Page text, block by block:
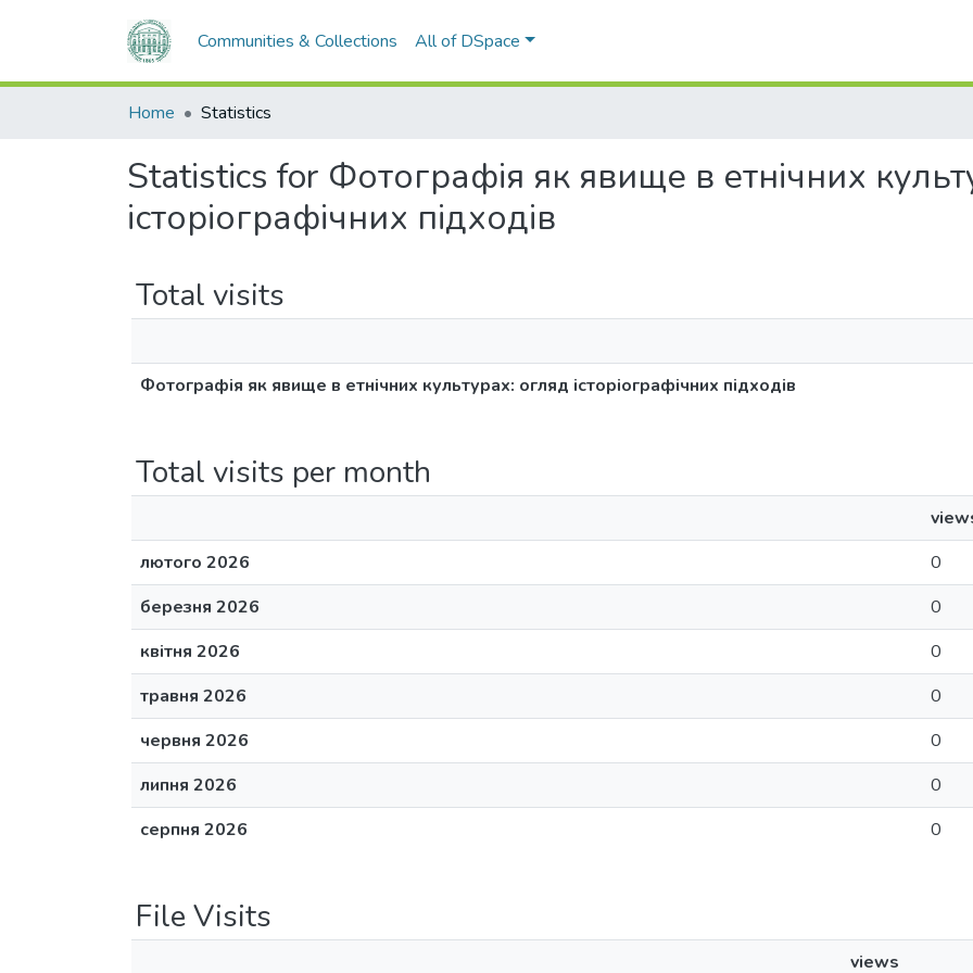
Communities & Collections All of DSpace
Home Statistics
Statistics for Фотографія як явище в етнічних
історіографічних підходів
Total visits
Фотографія як явище в етнічних культурах: огляд історіографічних підходів
Total visits per month
лютого 2026
0
березня 2026
0
квітня 2026
0
травня 2026
0
червня 2026
0
липня 2026
0
серпня 2026
0
File Visits
views